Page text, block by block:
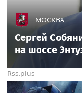
МОСКВА
Сергей
на шоссе
Rss.plus